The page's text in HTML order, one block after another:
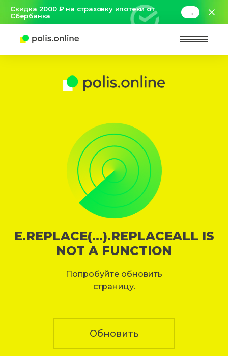
Скидка 2000 ₽ на страховку ипотеки от
Сбербанка
→
E.REPLACE(...).REPLACEALL IS
NOT A FUNCTION
Попробуйте обновить
страницу.
Обновить